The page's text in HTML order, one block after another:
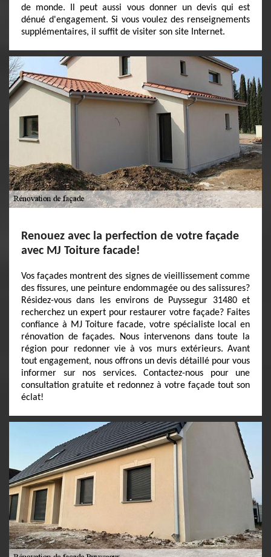
de monde. Il peut aussi vous donner un devis qui est
dénué d'engagement. Si vous voulez des renseignements
supplémentaires, il suffit de visiter son site Internet.
Renouez avec la perfection de votre façade
avec MJ Toiture facade!
Vos façades montrent des signes de vieillissement comme
des fissures, une peinture endommagée ou des salissures?
Résidez-vous dans les environs de Puyssegur 31480 et
recherchez un expert pour restaurer votre façade? Faites
confiance à MJ Toiture facade, votre spécialiste local en
rénovation de façades. Nous intervenons dans toute la
région pour redonner vie à vos murs extérieurs. Avant
tout engagement, nous offrons un devis détaillé pour vous
informer sur nos services. Contactez-nous pour une
consultation gratuite et redonnez à votre façade tout son
éclat!